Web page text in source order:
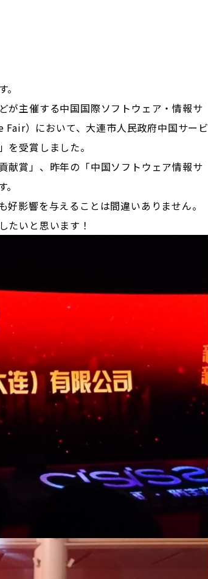
が主催する中国国際ソフトウェア・情報サ
）において、大連市人民政府中国サービ
受賞しました。
献賞」、昨年の「中国ソフトウェア情報サ
影響を与えることは間違いありません。
たいと思います！